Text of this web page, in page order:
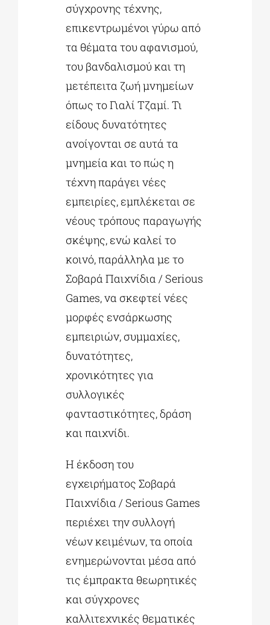
σύγχρονης τέχνης,
επικεντρωμένοι γύρω από
τα θέματα του αφανισμού,
του βανδαλισμού και τη
μετέπειτα ζωή μνημείων
όπως το Γιαλί Τζαμί. Τι
είδους δυνατότητες
ανοίγονται σε αυτά τα
μνημεία και το πώς η
τέχνη παράγει νέες
εμπειρίες, εμπλέκεται σε
νέους τρόπους παραγωγής
σκέψης, ενώ καλεί το
κοινό, παράλληλα με το
Σοβαρά Παιχνίδια / Serious
Games, να σκεφτεί νέες
μορφές ενσάρκωσης
εμπειριών, συμμαχίες,
δυνατότητες,
χρονικότητες για
συλλογικές
φανταστικότητες, δράση
και παιχνίδι.
Η έκδοση του
εγχειρήματος Σοβαρά
Παιχνίδια / Serious Games
περιέχει την συλλογή
νέων κειμένων, τα οποία
ενημερώνονται μέσα από
τις έμπρακτα θεωρητικές
και σύγχρονες
καλλιτεχνικές θεματικές